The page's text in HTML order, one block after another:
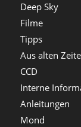
Deep Sky
Filme
Tipps
Aus alten
CCD
Interne
Anleitungen
Mond